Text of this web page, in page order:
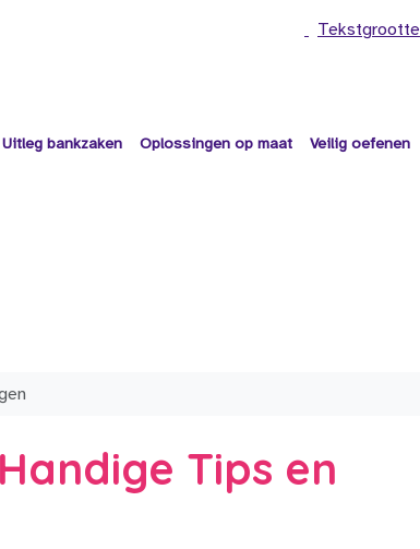
Tekstgrootte
Uitleg bankzaken Oplossingen op maat Veilig oefenen
Tips en